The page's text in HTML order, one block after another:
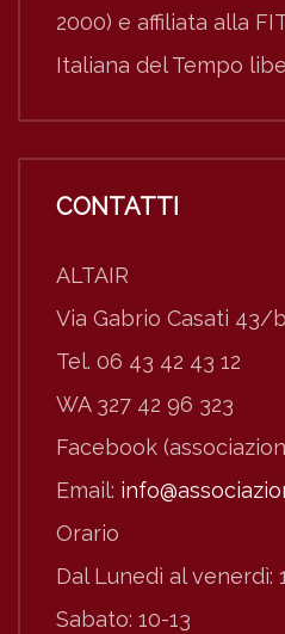
2000) e affiliata alla
Italiana del Tempo
CONTATTI
ALTAIR
Via Gabrio Casati 43/
Tel. 06 43 42 43 12
WA 327 42 96 323
Facebook
Email:
Orario
Dal Lunedì al venerdì:
Sabato: 10-13